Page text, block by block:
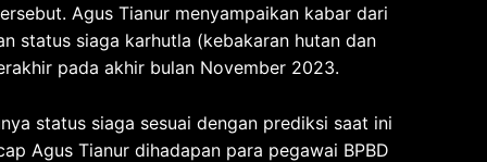
Agus Tianur menyampaikan kabar dari
status siaga karhutla (kebakaran hutan dan
pada akhir bulan November 2023.
status siaga sesuai dengan prediksi saat ini
Agus Tianur dihadapan para pegawai BPBD